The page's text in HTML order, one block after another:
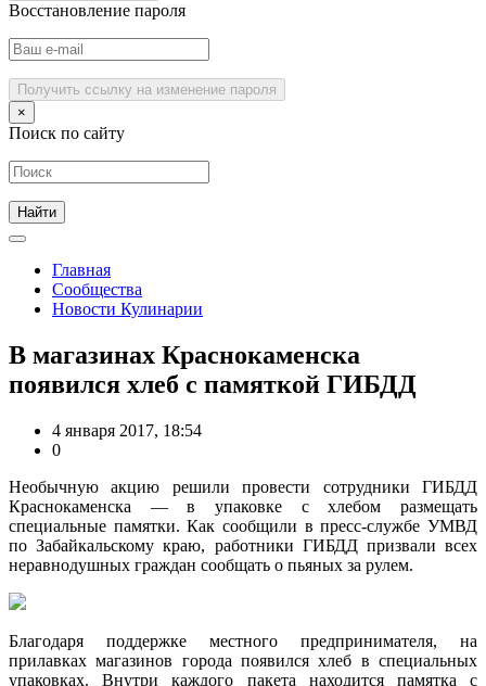
Восстановление пароля
Получить ссылку на изменение пароля
×
Поиск по сайту
Главная
Сообщества
Новости Кулинарии
В магазинах Краснокаменска
появился хлеб с памяткой ГИБДД
4 января 2017, 18:54
0
Необычную акцию решили провести сотрудники ГИБДД
Краснокаменска — в упаковке с хлебом размещать
специальные памятки. Как сообщили в пресс-службе УМВД
по Забайкальскому краю, работники ГИБДД призвали всех
неравнодушных граждан сообщать о пьяных за рулем.
Благодаря поддержке местного предпринимателя, на
прилавках магазинов города появился хлеб в специальных
упаковках. Внутри каждого пакета находится памятка с